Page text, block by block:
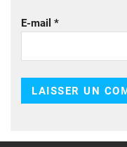
E-mail *